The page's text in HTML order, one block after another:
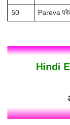
50 Pareva
Hindi